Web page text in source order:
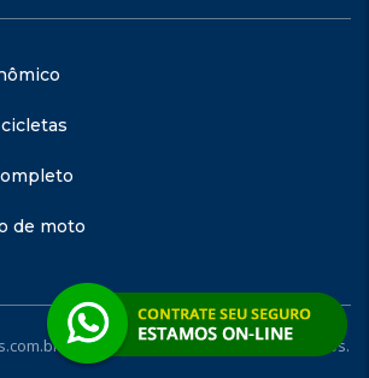
de moto
- © 2023. Todos os direitos reservados.